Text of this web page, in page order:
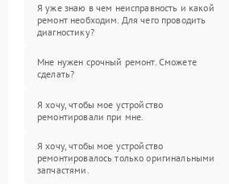
Я уже знаю в чем неисправность и какой
ремонт необходим. Для чего проводить
диагностику?
Мне нужен срочный ремонт. Сможете
сделать?
Я хочу, чтобы мое устройство
ремонтировали при мне.
Я хочу, чтобы мое устройство
ремонтировалось только оригинальными
запчастями.